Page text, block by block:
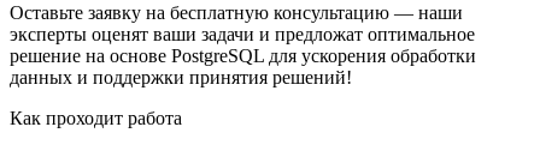
Оставьте заявку на бесплатную консультацию — наши
эксперты оценят ваши задачи и предложат оптимальное
решение на основе PostgreSQL для ускорения обработки
данных и поддержки принятия решений!
Как проходит работа